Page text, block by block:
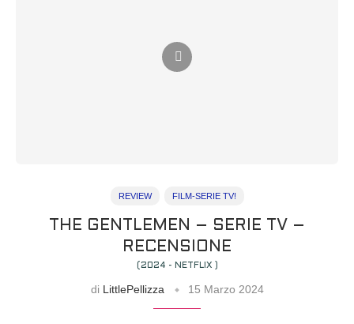
REVIEW FILM-SERIE TV!
THE GENTLEMEN – SERIE TV –
RECENSIONE
(2024 - NETFLIX )
di LittlePellizza 15 Marzo 2024